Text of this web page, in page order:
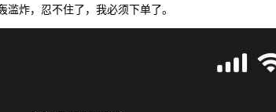
炸，忍不住了，我必须下单了。